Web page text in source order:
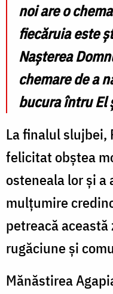
noi are o
fiecăruia este
Nașterea
chemare de a
bucura întru El
La finalul
felicitat obștea
osteneala lor și a
mulțumire
petreacă
rugăciune și
Mănăstirea